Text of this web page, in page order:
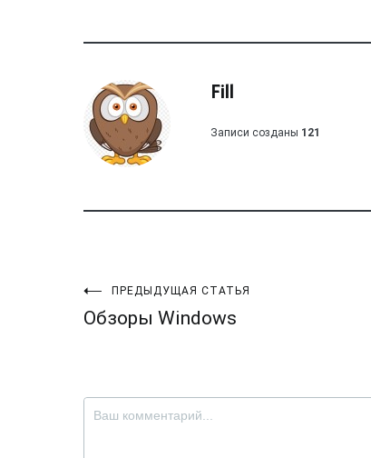
Fill
Записи созданы 121
Навигация
записям
ПРЕДЫДУЩАЯ СТАТЬЯ
Обзоры Windows